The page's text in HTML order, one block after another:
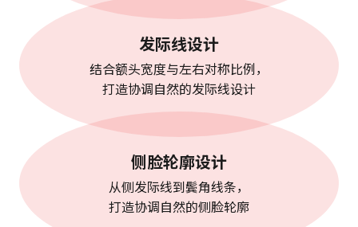
发际线设计
结合额头宽度与左右对称比例，
打造协调自然的发际线设计
侧脸轮廓设计
从侧发际线到鬓角线条，
打造协调自然的侧脸轮廓